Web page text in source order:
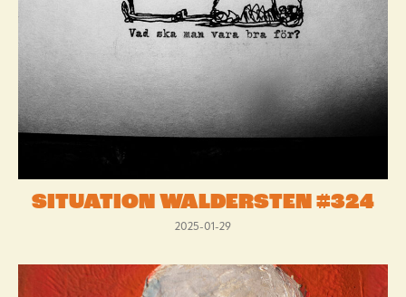
SITUATION WALDERSTEN #324
2025-01-29